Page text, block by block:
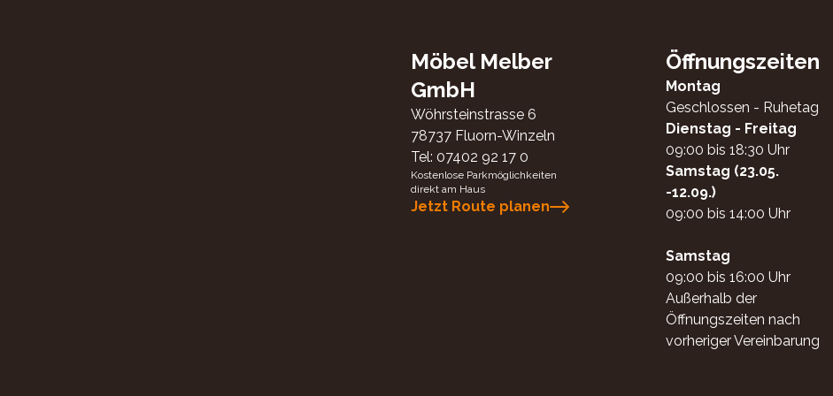
Möbel Melber
GmbH
Wöhrsteinstrasse 6
78737 Fluorn-Winzeln
Tel: 07402 92 17 0
Kostenlose Parkmöglichkeiten
direkt am Haus
Jetzt Route planen
Öffnungszeiten
Montag
Geschlossen - Ruhetag
Dienstag - Freitag
09:00 bis 18:30 Uhr
Samstag (23.05.
-12.09.)
09:00 bis 14:00 Uhr
Samstag
09:00 bis 16:00 Uhr
Außerhalb der
Öffnungszeiten nach
vorheriger Vereinbarung